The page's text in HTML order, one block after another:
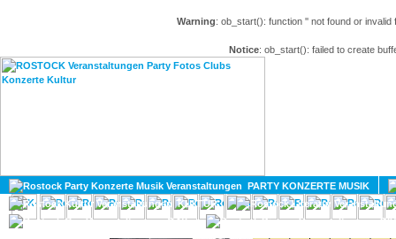
Warning: ob_start(): function '' not found or
Notice: ob_start(): failed to create
PARTY KONZERTE MUSIK
KULTUR
GAY